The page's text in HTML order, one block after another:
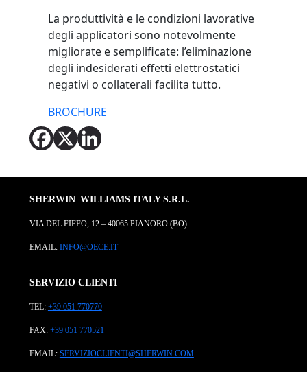
La produttività e le condizioni lavorative
degli applicatori sono notevolmente
migliorate e semplificate: l’eliminazione
degli indesiderati effetti elettrostatici
negativi o collaterali facilita tutto.
BROCHURE
SHERWIN–WILLIAMS ITALY S.R.L.
VIA DEL FIFFO, 12 – 40065 PIANORO (BO)
EMAIL: INFO@OECE.IT
SERVIZIO CLIENTI
TEL: +39 051 770770
FAX: +39 051 770521
EMAIL: SERVIZIOCLIENTI@SHERWIN.COM